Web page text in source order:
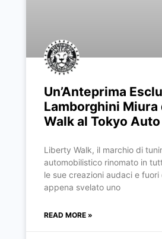
Un’Anteprima
Lamborghini
Walk al Tokyo
Liberty Walk, il marchio di
automobilistico rinomato in
le sue creazioni audaci e fuori
appena svelato uno
READ MORE »